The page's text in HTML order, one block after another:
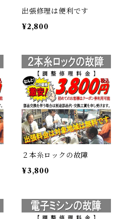
出張修理は便利です
¥2,800
２本糸ロックの故障
¥3,800